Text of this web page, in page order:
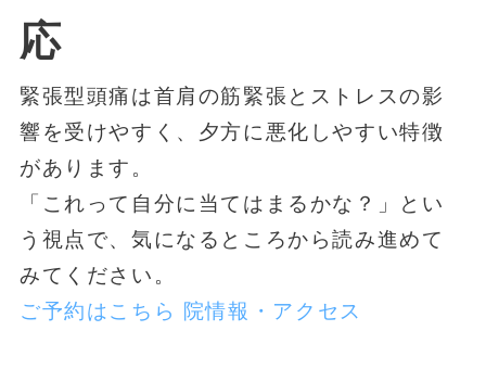
応
緊張型頭痛は首肩の筋緊張とストレスの影
響を受けやすく、夕方に悪化しやすい特徴
があります。
「これって自分に当てはまるかな？」とい
う視点で、気になるところから読み進めて
みてください。
ご予約はこちら 院情報・アクセス